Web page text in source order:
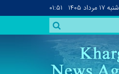
شنبه ۱۷ مرداد ۱۴۰۵ ۰۱:۵۱